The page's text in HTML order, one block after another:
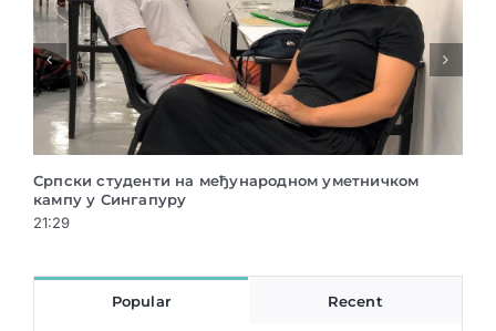
уметничком
Археолошка изложба „Сан
Popular Recent